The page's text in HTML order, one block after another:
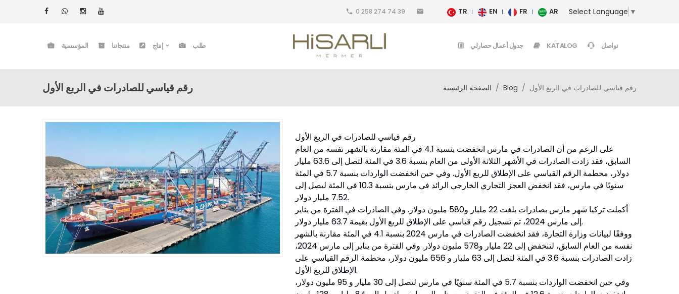
local_phone 0 258 274 74 39 email TR EN FR AR Select Language ▼
المؤسسية منتجاتنا إنتاج طلب جدول أعمال حصارلي KATALOG تواصل
رقم قياسي للصادرات في الربع الأول الصفحة الرئيسية Blog رقم قياسي للصادرات في الربع الأول
رقم قياسي للصادرات في الربع الأول
على الرغم من أن الصادرات في مارس انخفضت بنسبة 4.1 في المئة مقارنة بالشهر نفسه من العام
السابق، فقد زادت الصادرات في الأشهر الثلاثة الأولى من العام بنسبة 3.6 في المئة لتصل إلى 63.6 مليار
دولار، محطمة الرقم القياسي على الإطلاق للربع الأول. وفي حين انخفضت الواردات بنسبة 5.7 في المئة
سنويًا في مارس، فقد انخفض العجز التجاري الخارجي الرائد في مارس بنسبة 10.3 في المئة ليصل إلى
7.52 مليار دولار.
أكملت تركيا شهر مارس بصادرات بلغت 22 مليار و580 مليون دولار. وفي الصادرات في الفترة من يناير
إلى مارس 2024، تم تسجيل رقم قياسي على الإطلاق للربع الأول بقيمة 63.7 مليار دولار.
ووفقًا لبيانات وزارة التجارة، فقد انخفضت الصادرات في مارس 2024 بنسبة 4.1 في المئة مقارنة بالشهر
نفسه من العام السابق، لتنخفض إلى 22 مليار و578 مليون دولار. وفي الفترة من يناير إلى مارس 2024،
زادت الصادرات بنسبة 3.6 في المئة لتصل إلى 63 مليار و 656 مليون دولار، محطمة الرقم القياسي على
الإطلاق للربع الأول.
وفي حين انخفضت الواردات بنسبة 5.7 في المئة سنويًا في مارس لتصل إلى 30 مليار و 95 مليون دولار،